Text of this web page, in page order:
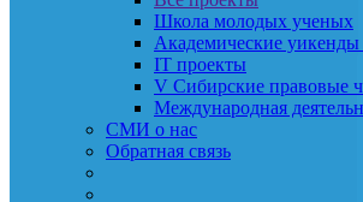
Школа молодых ученых
Академические уикенды
IT проекты
V Сибирские правовые
Международная
СМИ о нас
Обратная связь